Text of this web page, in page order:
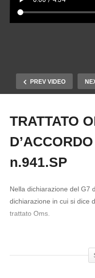
PREV VIDEO
HANNO PERSO
TRATTATO
n.941.SP
Nella dichiarazione del G7
dichiarazione in cui si dice
trattato Oms.